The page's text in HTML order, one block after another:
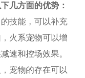
几方面的优势：
技能，可以补充
火系宠物可以增
速和控场效果。
宠物的存在可以